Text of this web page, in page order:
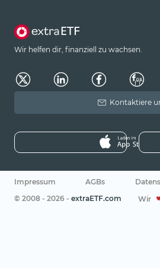
Wir helfen dir, finanziell zu wachsen.
Kontaktiere
Impressum AGBs
© 2008 - 2026 - extraETF.com Wir